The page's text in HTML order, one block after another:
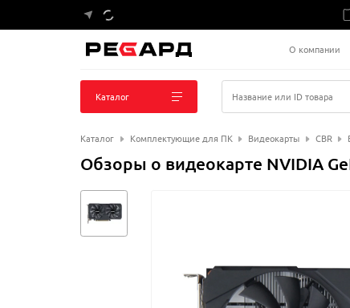
О компании
Каталог Название или ID товара
Каталог Комплектующие для ПК Видеокарты CBR
Обзоры о видеокарте NVIDIA